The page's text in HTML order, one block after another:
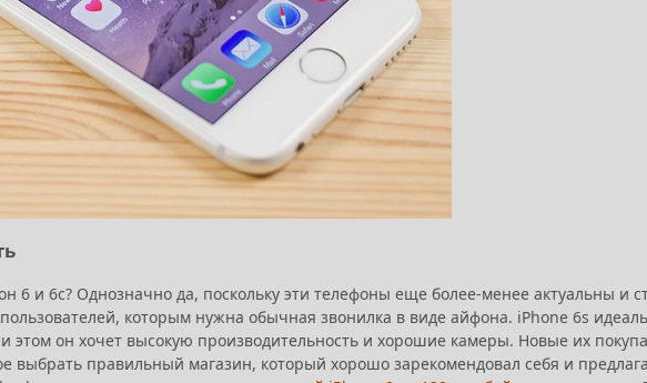
6 и 6с? Однозначно да, поскольку эти телефоны еще более-менее актуальны и
которым нужна обычная звонилка в виде айфона. iPhone 6s
этом он хочет высокую производительность и хорошие камеры. Новые их
выбрать правильный магазин, который хорошо зарекомендовал себя и